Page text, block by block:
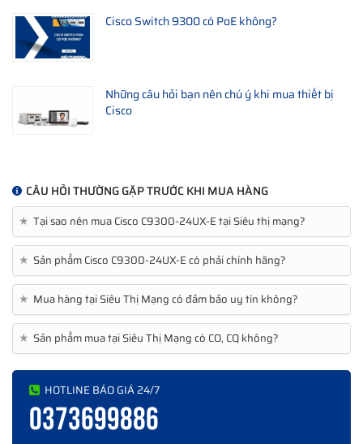
Thông số kỹ thuật chi tiết Switch CiscoC9300-
24UX-E
C9300-24UX-E
Số bộ phận
UPOE, Lợi thế mạng
Tổng số cổng đồng
10/100/1000 hoặc
Multigigabit
24 Multigigabit Cisco UPOE
(100 Mbps hoặc 1, 2,5, 5
hoặc 10 Gbps)
Nguồn điện AC mặc
định
1100W AC
Nguồn PoE khả dụng
490W
Cisco StackPower
Nguồn điện mặc định
Cisco Switch 9300 có PoE không?
Những câu hỏi bạn nên chú ý khi mua thiết bị
Cisco
CÂU HỎI THƯỜNG GẶP TRƯỚC KHI MUA HÀNG
★ Tại sao nên mua Cisco C9300-24UX-E tại Siêu thị mạng?
★ Sản phẩm Cisco C9300-24UX-E có phải chính hãng?
★ Mua hàng tại Siêu Thị Mạng có đảm bảo uy tín không?
★ Sản phẩm mua tại Siêu Thị Mạng có CO, CQ không?
HOTLINE BÁO GIÁ 24/7
0373699886